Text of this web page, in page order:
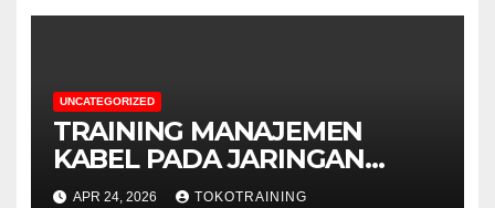
UNCATEGORIZED
TRAINING MANAJEMEN
KABEL PADA JARINGAN
TELEKOMUNIKASI
APR 24, 2026 TOKOTRAINING